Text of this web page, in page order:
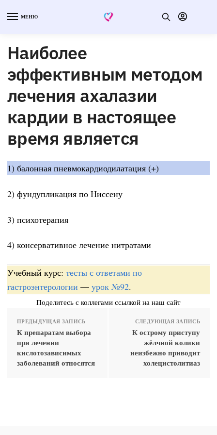
МЕНЮ
Наиболее
эффективным методом
лечения ахалазии
кардии в настоящее
время является
1) балонная пневмокардиодилатация (+)
2) фундупликация по Ниссену
3) психотерапия
4) консервативное лечение нитратами
Учебный курс: тесты с ответами по
гастроэнтерологии — урок №92.
Поделитесь с коллегами ссылкой на наш сайт
ПРЕДЫДУЩАЯ ЗАПИСЬ
К препаратам выбора
при лечении
кислотозависимых
заболеваний относятся
СЛЕДУЮЩАЯ ЗАПИСЬ
К острому приступу
жёлчной колики
неизбежно приводит
холецистолитиаз